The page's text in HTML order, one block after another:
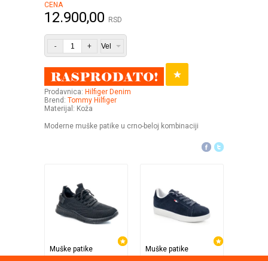
CENA
12.900,00 RSD
- +
Prodavnica: Hilfiger Denim
Brend: Tommy Hilfiger
Materijal: Koža
Moderne muške patike u crno-beloj kombinaciji
Muške patike Muške patike